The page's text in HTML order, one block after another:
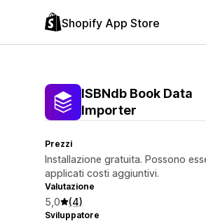
Shopify App Store
ISBNdb Book Data
Importer
Prezzi
Installazione gratuita. Possono
applicati costi aggiuntivi.
Valutazione
5,0 (4)
Sviluppatore